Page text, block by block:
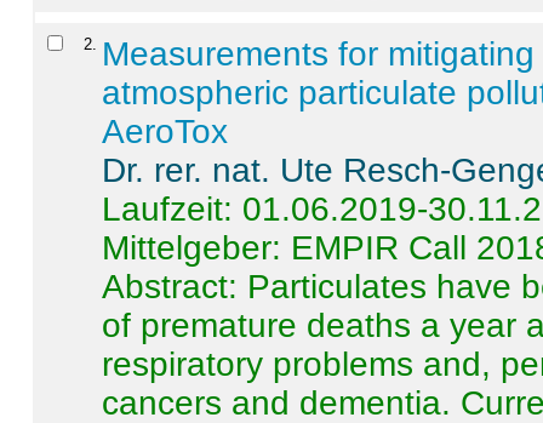
2
Measurements for
atmospheric particulate
AeroTox
Dr. rer. nat. Ute Resch-
Laufzeit: 01.06.2019-
Mittelgeber: EMPIR Call
Abstract: Particulates have
of premature deaths a year
respiratory problems and,
cancers and dementia.